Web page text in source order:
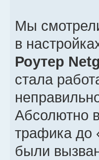
Мы
в
Роутер
стала
Абсолютно
трафика до
были